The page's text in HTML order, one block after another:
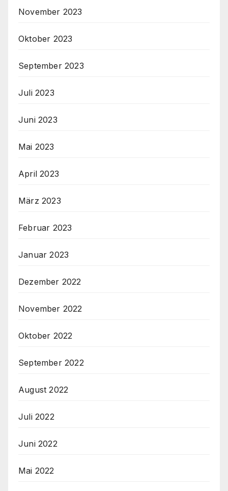
November 2023
Oktober 2023
September 2023
Juli 2023
Juni 2023
Mai 2023
April 2023
März 2023
Februar 2023
Januar 2023
Dezember 2022
November 2022
Oktober 2022
September 2022
August 2022
Juli 2022
Juni 2022
Mai 2022